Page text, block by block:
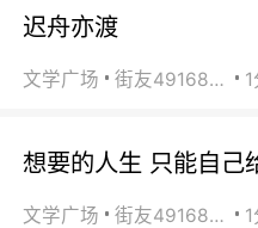
迟舟亦渡
文学广场 街友49168527
想要的人生 只能自己
文学广场 街友49168527